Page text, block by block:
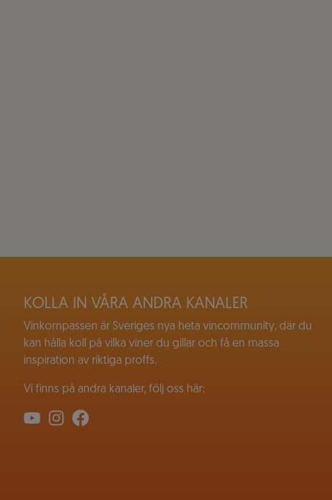
KOLLA IN VÅRA ANDRA KANALER
Vinkompassen är Sveriges nya heta vincommunity, där du
kan hålla koll på vilka viner du gillar och få en massa
inspiration av riktiga proffs.
Vi finns på andra kanaler, följ oss här: